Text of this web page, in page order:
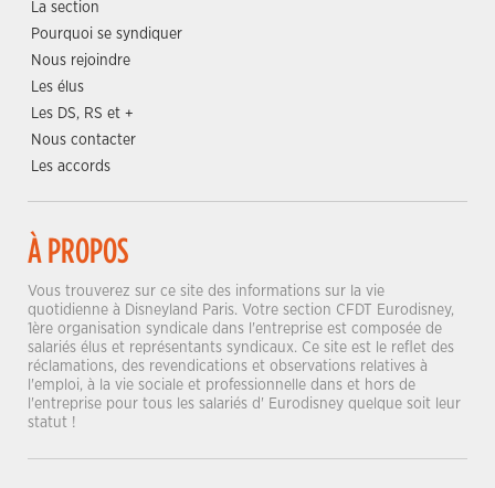
La section
Pourquoi se syndiquer
Nous rejoindre
Les élus
Les DS, RS et +
Nous contacter
Les accords
À PROPOS
Vous trouverez sur ce site des informations sur la vie
quotidienne à Disneyland Paris. Votre section CFDT Eurodisney,
1ère organisation syndicale dans l'entreprise est composée de
salariés élus et représentants syndicaux. Ce site est le reflet des
réclamations, des revendications et observations relatives à
l'emploi, à la vie sociale et professionnelle dans et hors de
l'entreprise pour tous les salariés d' Eurodisney quelque soit leur
statut !